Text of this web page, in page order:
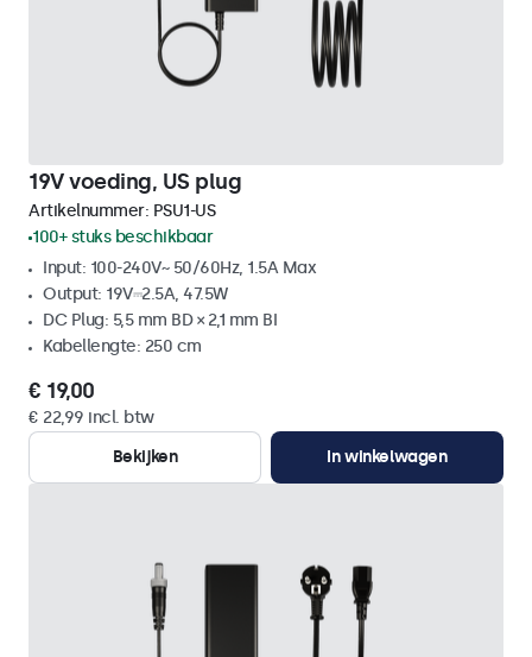
19V voeding, US plug
Artikelnummer: PSU1-US
100+ stuks beschikbaar
Input: 100-240V~ 50/60Hz, 1.5A Max
Output: 19V⎓2.5A, 47.5W
DC Plug: 5,5 mm BD × 2,1 mm BI
Kabellengte: 250 cm
€ 19,00
€ 22,99 incl. btw
Bekijken
In winkelwagen